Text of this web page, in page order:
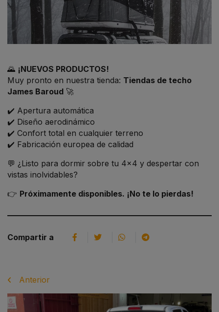
🌄 ¡NUEVOS PRODUCTOS!
Muy pronto en nuestra tienda: Tiendas de techo
James Baroud 🚀
✔️ Apertura automática
✔️ Diseño aerodinámico
✔️ Confort total en cualquier terreno
✔️ Fabricación europea de calidad
💬 ¿Listo para dormir sobre tu 4x4 y despertar con
vistas inolvidables?
👉 Próximamente disponibles. ¡No te lo pierdas!
Compartir a FacebookTwitterWhatsAppTelegram
Anterior